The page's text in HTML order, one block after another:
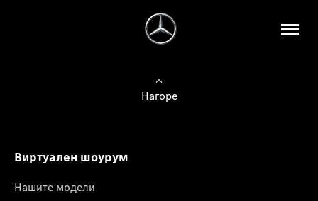
Нагоре
Виртуален шоурум
Нашите модели